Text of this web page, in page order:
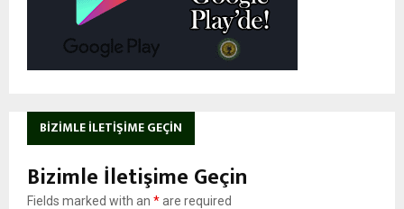
BIZIMLE İLETIŞIME GEÇIN
Bizimle İletişime Geçin
Fields marked with an *are required